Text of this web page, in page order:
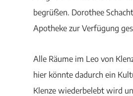
begrüßen. Dorothee
Apotheke zur Verfügung
Alle Räume im Leo von
hier könnte dadurch ein
Klenze wiederbelebt wird